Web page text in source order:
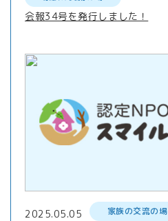
会報34号を発行しました！
2025.05.05 家族の交流の場